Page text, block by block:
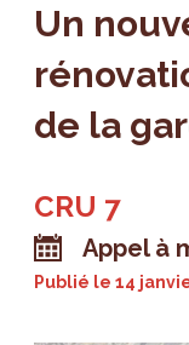
Un
de la
CRU 7
Appel à
Publié le14